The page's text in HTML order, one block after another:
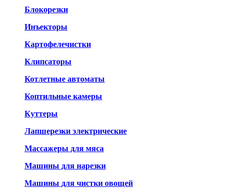
Блокорезки
Инъекторы
Картофелечистки
Клипсаторы
Котлетные автоматы
Коптильные камеры
Куттеры
Лапшерезки электрические
Массажеры для мяса
Машины для нарезки
Машины для чистки овощей